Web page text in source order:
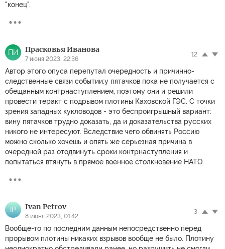
"конец".
ПИ Прасковья Иванова
7 июня 2023, 22:36
12
Автор этого опуса перепутал очередность и причинно-
следственные связи событии:у пятачков пока не получается с
обещанным контрнаступлением, поэтому они и решили
провести теракт с подрывом плотины Каховской ГЭС. С точки
зрения западных кукловодов - это беспроигрышный вариант:
вину пятачков трудно доказать, да и доказательства русских
никого не интересуют. Вследствие чего обвинять Россию
можно сколько хочешь и опять же серьезная причина в
очередной раз отодвинуть сроки контрнаступления и
попытаться втянуть в прямое военное столкновение НАТО.
IP Ivan Petrov
8 июня 2023, 01:42
3
Вообще-то по последним данным непосредственно перед
прорывом плотины никаких взрывов вообще не было. Плотину